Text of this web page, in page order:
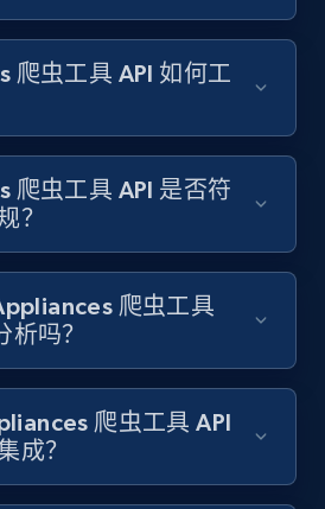
注册使用
Product description,
Initial price, Discount,
on products using
爬虫工具 API 如何工
爬虫工具 API 是否符
？
爬虫工具
析吗？
爬虫工具 API
成？